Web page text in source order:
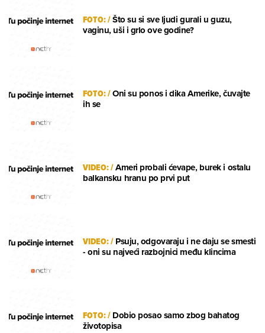
FOTO:/Što su si sve ljudi gurali u guzu,
vaginu, uši i grlo ove godine?
FOTO:/Oni su ponos i dika Amerike, čuvajte
ih se
VIDEO:/Ameri probali ćevape, burek i ostalu
balkansku hranu po prvi put
VIDEO:/Psuju, odgovaraju i ne daju se smesti
- oni su najveći razbojnici među klincima
FOTO:/Dobio posao samo zbog bahatog
životopisa